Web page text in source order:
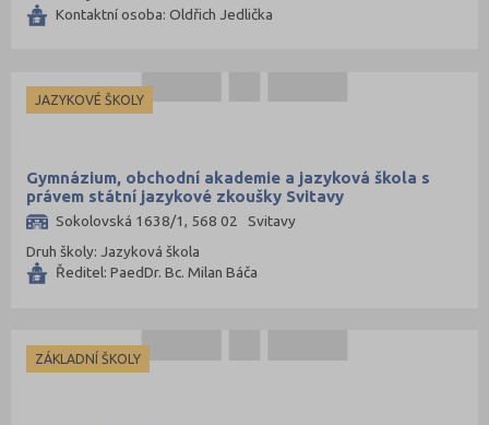
Praha-východ (108)
Prachatice (44)
Prostějov (85)
Příbram (105)
Rychnov nad Kněžnou (81)
Kontaktní osoba: Oldřich Jedlička
JAZYKOVÉ ŠKOLY
Gymnázium, obchodní akademie a jazyková škola s
právem státní jazykové zkoušky Svitavy
Sokolovská 1638/1, 568 02 Svitavy
Druh školy: Jazyková škola
Ředitel: PaedDr. Bc. Milan Báča
ZÁKLADNÍ ŠKOLY